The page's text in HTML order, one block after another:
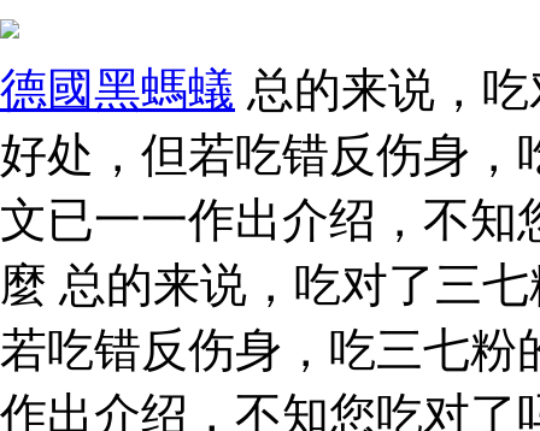
德國黑螞蟻 总的来说，
好处，但若吃错反伤身，
文已一一作出介绍，不知
麼 总的来说，吃对了三
若吃错反伤身，吃三七粉
作出介绍，不知您吃对了